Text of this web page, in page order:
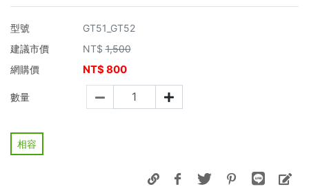
型號
GT51_GT52
建議市價
NT$ 1,500
網購價
NT$800
數量
相容